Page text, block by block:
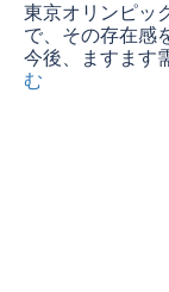
東京オリンピッ
で、その存在感
今後、ますます
む